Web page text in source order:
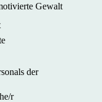
Gewalt
der
r